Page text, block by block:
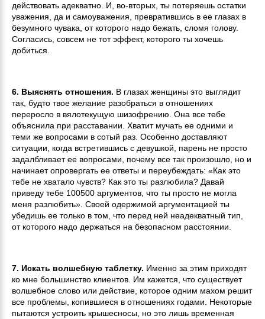
действовать адекватно. И, во-вторых, ты потеряешь остатки
уважения, да и самоуважения, превратившись в ее глазах в
безумного чувака, от которого надо бежать, сломя голову.
Согласись, совсем не тот эффект, которого ты хочешь
добиться.
6. Выяснять отношения. В глазах женщины это выглядит
так, будто твое желание разобраться в отношениях
переросло в вялотекущую шизофрению. Она все тебе
объяснила при расставании. Хватит мучать ее одними и
теми же вопросами в сотый раз. Особенно доставляют
ситуации, когда встретившись с девушкой, парень не просто
задалбливает ее вопросами, почему все так произошло, но и
начинает опровергать ее ответы и переубеждать: «Как это
тебе не хватало чувств? Как это ты разлюбила? Давай
приведу тебе 100500 аргументов, что ты просто не могла
меня разлюбить». Своей одержимой аргументацией ты
убедишь ее только в том, что перед ней неадекватный тип,
от которого надо держаться на безопасном расстоянии.
7. Искать волшебную таблетку. Именно за этим приходят
ко мне большинство клиентов. Им кажется, что существует
волшебное слово или действие, которое одним махом решит
все проблемы, копившиеся в отношениях годами. Некоторые
пытаются устроить крышесносы, но это лишь временная